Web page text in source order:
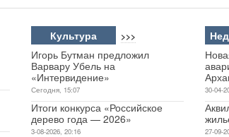
Культура >>>
Игорь Бутман предложил
Варвару Убель на
«Интервидение»
Сегодня, 15:07
Итоги конкурса «Российское
дерево года — 2026»
3-08-2026, 20:16
30-04-
27-09-